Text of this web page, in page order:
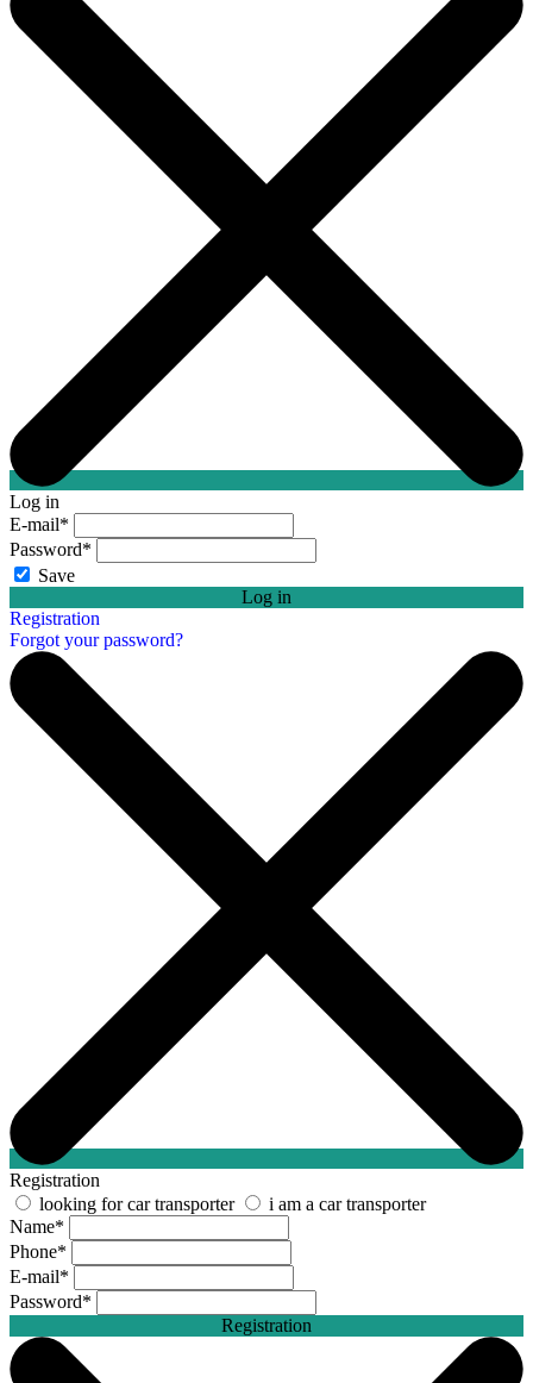
Log in
E-mail*
Password*
Save
Log in
Registration
Forgot your password?
Registration
looking for car transporter
i am a car transporter
Name*
Phone*
E-mail*
Password*
Registration